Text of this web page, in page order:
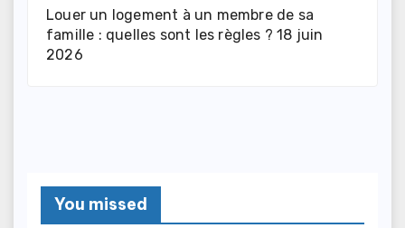
Louer un logement à un membre de sa
famille : quelles sont les règles ? 18 juin
2026
You missed